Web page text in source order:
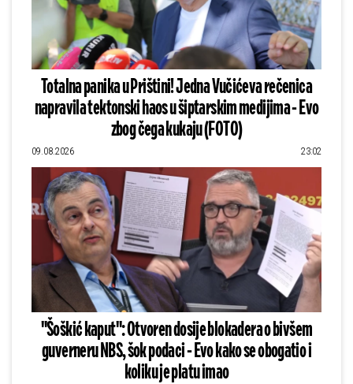
Totalna panika u Prištini! Jedna Vučićeva rečenica
napravila tektonski haos u šiptarskim medijima - Evo
zbog čega kukaju (FOTO)
09.08.2026 23:02
"Šoškić kaput": Otvoren dosije blokadera o bivšem
guverneru NBS, šok podaci - Evo kako se obogatio i
koliku je platu imao